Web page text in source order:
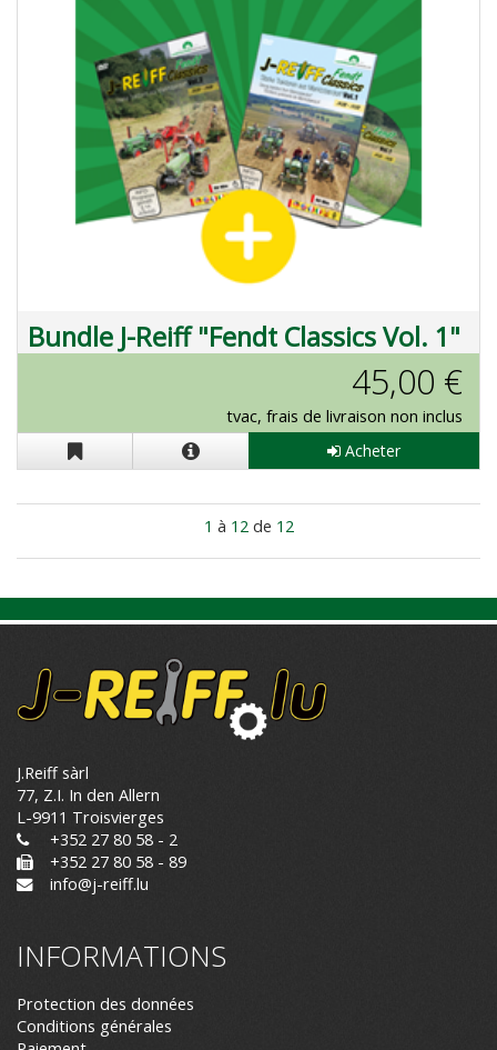
Bundle J-Reiff "Fendt Classics Vol. 1"
et J-Reiff "Fendt Classics Vol. 2" en
45,00 €
tvac, frais de livraison non inclus
Acheter
1 à 12 de 12
J.Reiff sàrl
77, Z.I. In den Allern
L-9911 Troisvierges
+352 27 80 58 - 2
+352 27 80 58 - 89
info@j-reiff.lu
INFORMATIONS
Protection des données
Conditions générales